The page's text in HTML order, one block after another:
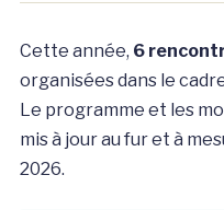
Cette année, 6
organisées dans le
Le programme et les
mis à jour au fur et à
2026.